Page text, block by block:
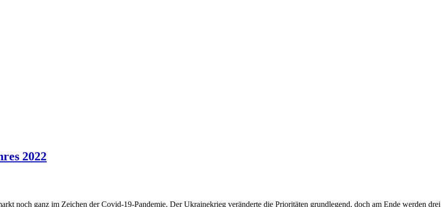
2022
noch ganz im Zeichen der Covid-19-Pandemie. Der Ukrainekrieg veränderte die Prioritäten grundlegend, doch am Ende werden drei